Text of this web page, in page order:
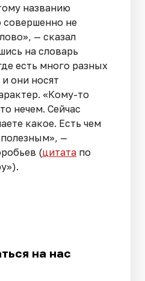
названию
совершенно не
— сказал
на словарь
есть много разных
они носят
«Кому-то
нечем. Сейчас
какое. Есть чем
полезным», —
(цитата по
на нас